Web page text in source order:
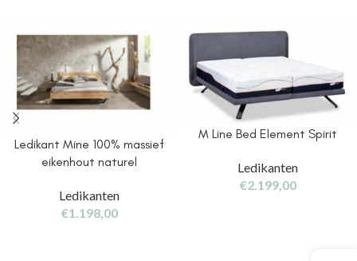
Ledikant Mine 100% massief
eikenhout naturel
Ledikanten
€1.198,00
M Line Bed Element Spirit
Ledikanten
€2.199,00